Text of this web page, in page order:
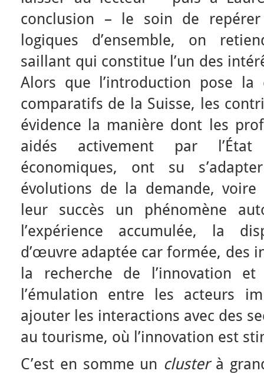
conclusion – le soin de
logiques d’ensemble, on
saillant qui constitue l’un des
Alors que l’introduction pose la
comparatifs de la Suisse, les
évidence la manière dont les
aidés activement par
économiques, ont su
évolutions de la demande,
leur succès un phénomène
l’expérience accumulée, la
d’œuvre adaptée car formée, des
la recherche de l’innovation
l’émulation entre les acteurs
ajouter les interactions avec des
au tourisme, où l’innovation est
C’est en somme un clusterà